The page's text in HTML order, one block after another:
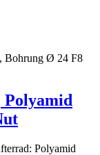
Polyamid